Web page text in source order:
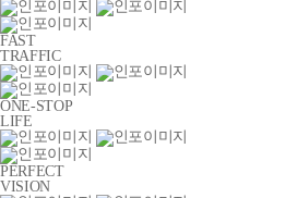
FAST
TRAFFIC
ONE-STOP
LIFE
PERFECT
VISION